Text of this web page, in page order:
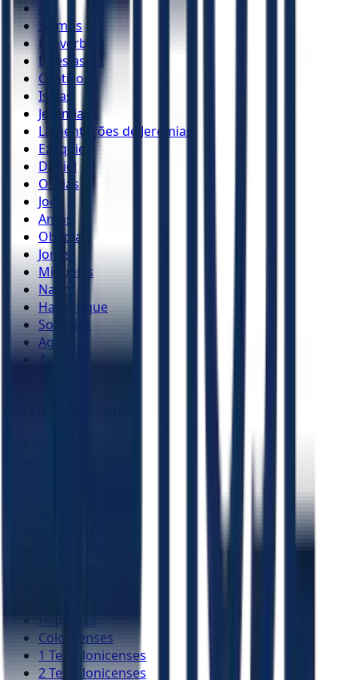
Salmos
Provérbios
Eclesiastes
Cânticos
Isaías
Jeremias
Lamentações de Jeremias
Ezequiel
Daniel
Oséias
Joel
Amós
Obadias
Jonas
Miquéias
Naum
Habacuque
Sofonias
Ageu
Zacarias
Filipenses
Colossenses
1 Tessalonicenses
2 Tessalonicenses